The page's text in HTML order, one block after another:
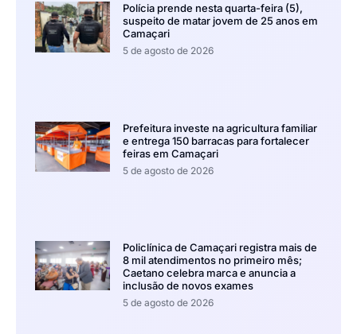
Polícia prende nesta quarta-feira (5),
suspeito de matar jovem de 25 anos em
Camaçari
5 de agosto de 2026
Prefeitura investe na agricultura familiar
e entrega 150 barracas para fortalecer
feiras em Camaçari
5 de agosto de 2026
Policlínica de Camaçari registra mais de
8 mil atendimentos no primeiro mês;
Caetano celebra marca e anuncia a
inclusão de novos exames
5 de agosto de 2026